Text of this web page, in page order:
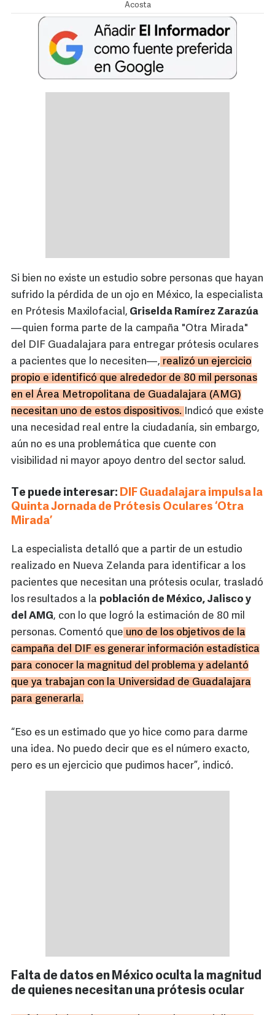
Acosta
Si bien no existe un estudio sobre personas que hayan
sufrido la pérdida de un ojo en México, la especialista
en Prótesis Maxilofacial, Griselda Ramírez Zarazúa
—quien forma parte de la campaña "Otra Mirada"
del DIF Guadalajara para entregar prótesis oculares
a pacientes que lo necesiten—, realizó un ejercicio
propio e identificó que alrededor de 80 mil personas
en el Área Metropolitana de Guadalajara (AMG)
necesitan uno de estos dispositivos. Indicó que existe
una necesidad real entre la ciudadanía, sin embargo,
aún no es una problemática que cuente con
visibilidad ni mayor apoyo dentro del sector salud.
Te puede interesar: DIF Guadalajara impulsa la
Quinta Jornada de Prótesis Oculares ‘Otra
Mirada’
La especialista detalló que a partir de un estudio
realizado en Nueva Zelanda para identificar a los
pacientes que necesitan una prótesis ocular, trasladó
los resultados a la población de México, Jalisco y
del AMG, con lo que logró la estimación de 80 mil
personas. Comentó que uno de los objetivos de la
campaña del DIF es generar información estadística
para conocer la magnitud del problema y adelantó
que ya trabajan con la Universidad de Guadalajara
para generarla.
“Eso es un estimado que yo hice como para darme
una idea. No puedo decir que es el número exacto,
pero es un ejercicio que pudimos hacer”, indicó.
Falta de datos en México oculta la magnitud
de quienes necesitan una prótesis ocular